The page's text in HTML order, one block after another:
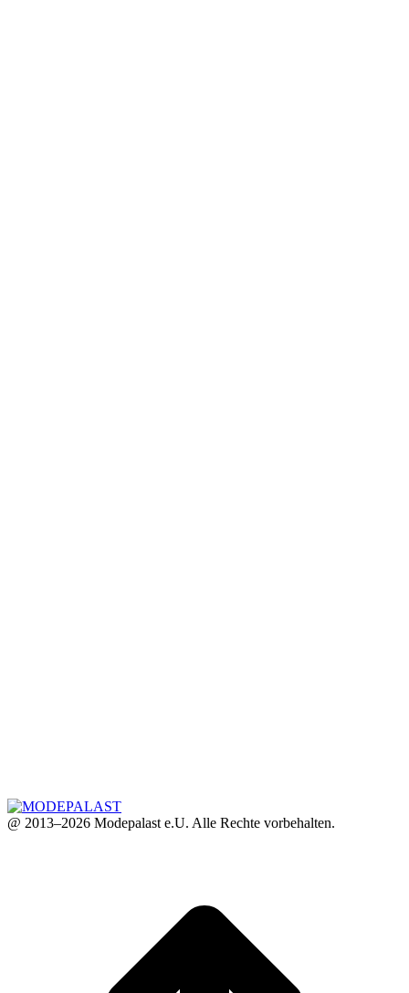
@ 2013–2026 Modepalast e.U. Alle Rechte vorbehalten.